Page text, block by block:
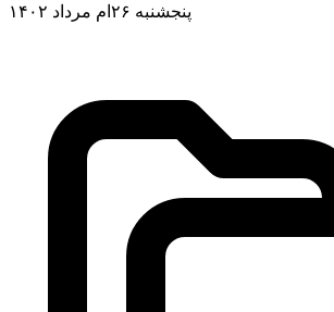
پنجشنبه ۲۶ام مرداد ۱۴۰۲